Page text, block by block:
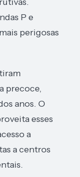
P e
perigosas
precoce,
anos. O
esses
a
a centros